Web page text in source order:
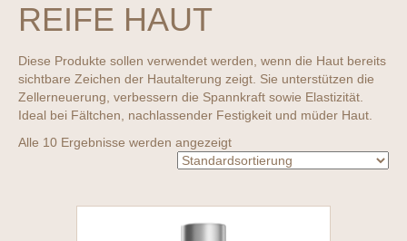
REIFE HAUT
Diese Produkte sollen verwendet werden, wenn die Haut bereits
sichtbare Zeichen der Hautalterung zeigt. Sie unterstützen die
Zellerneuerung, verbessern die Spannkraft sowie Elastizität.
Ideal bei Fältchen, nachlassender Festigkeit und müder Haut.
Alle 10 Ergebnisse werden angezeigt